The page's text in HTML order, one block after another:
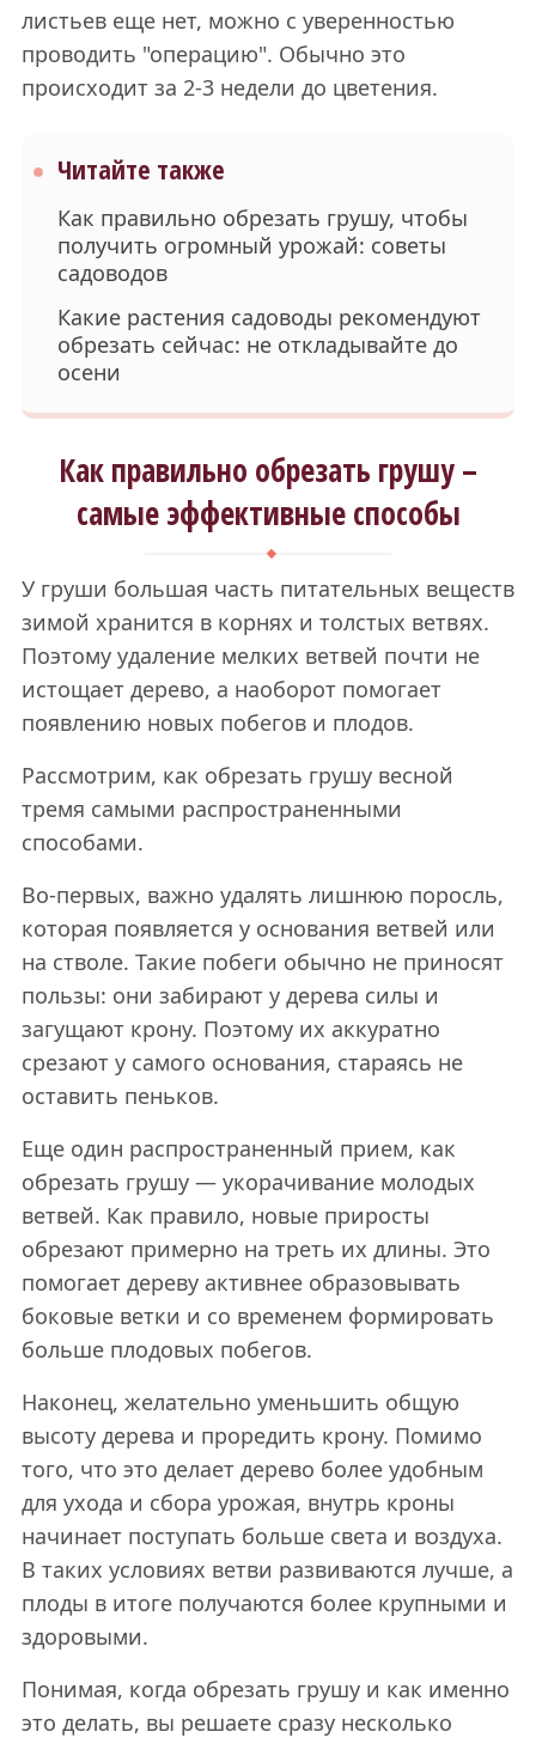
листьев еще нет, можно с уверенностью
проводить "операцию". Обычно это
происходит за 2-3 недели до цветения.
Читайте также
Как правильно обрезать грушу, чтобы
получить огромный урожай: советы
садоводов
Какие растения садоводы рекомендуют
обрезать сейчас: не откладывайте до
осени
Как правильно обрезать грушу –
самые эффективные способы
У груши большая часть питательных веществ
зимой хранится в корнях и толстых ветвях.
Поэтому удаление мелких ветвей почти не
истощает дерево, а наоборот помогает
появлению новых побегов и плодов.
Рассмотрим, как обрезать грушу весной
тремя самыми распространенными
способами.
Во-первых, важно удалять лишнюю поросль,
которая появляется у основания ветвей или
на стволе. Такие побеги обычно не приносят
пользы: они забирают у дерева силы и
загущают крону. Поэтому их аккуратно
срезают у самого основания, стараясь не
оставить пеньков.
Еще один распространенный прием, как
обрезать грушу — укорачивание молодых
ветвей. Как правило, новые приросты
обрезают примерно на треть их длины. Это
помогает дереву активнее образовывать
боковые ветки и со временем формировать
больше плодовых побегов.
Наконец, желательно уменьшить общую
высоту дерева и проредить крону. Помимо
того, что это делает дерево более удобным
для ухода и сбора урожая, внутрь кроны
начинает поступать больше света и воздуха.
В таких условиях ветви развиваются лучше, а
плоды в итоге получаются более крупными и
здоровыми.
Понимая, когда обрезать грушу и как именно
это делать, вы решаете сразу несколько